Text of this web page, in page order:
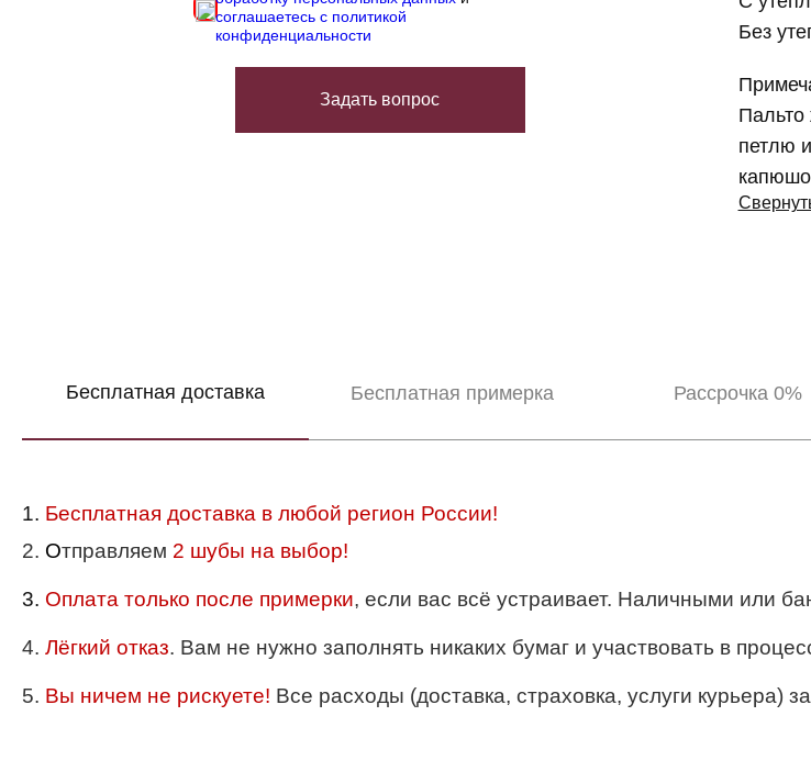
соглашаетесь с политикой
конфиденциальности
Задать вопрос
Без
Пальто
петлю
Бесплатная доставка Бесплатная примерка Рассрочка 0%
1. Бесплатная доставка в любой регион России!
2. Отправляем 2 шубы на выбор!
3. Оплата только после примерки, если вас всё устраивает. Наличными или
4. Лёгкий отказ. Вам не нужно заполнять никаких бумаг и участвовать в
5. Вы ничем не рискуете! Все расходы (доставка, страховка, услуги курьера)